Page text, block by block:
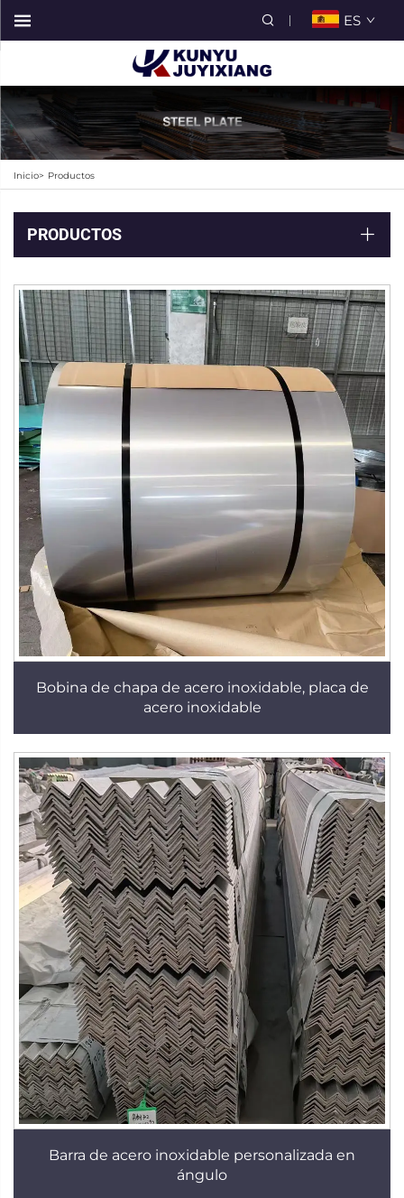
ES
Inicio> Productos
PRODUCTOS
Bobina de chapa de acero inoxidable, placa de
acero inoxidable
Barra de acero inoxidable personalizada en
ángulo